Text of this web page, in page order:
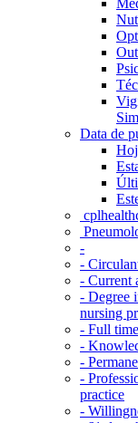
Data de
-
-
- Current
- Degree
nursing
- Full
-
-
-
practice
-